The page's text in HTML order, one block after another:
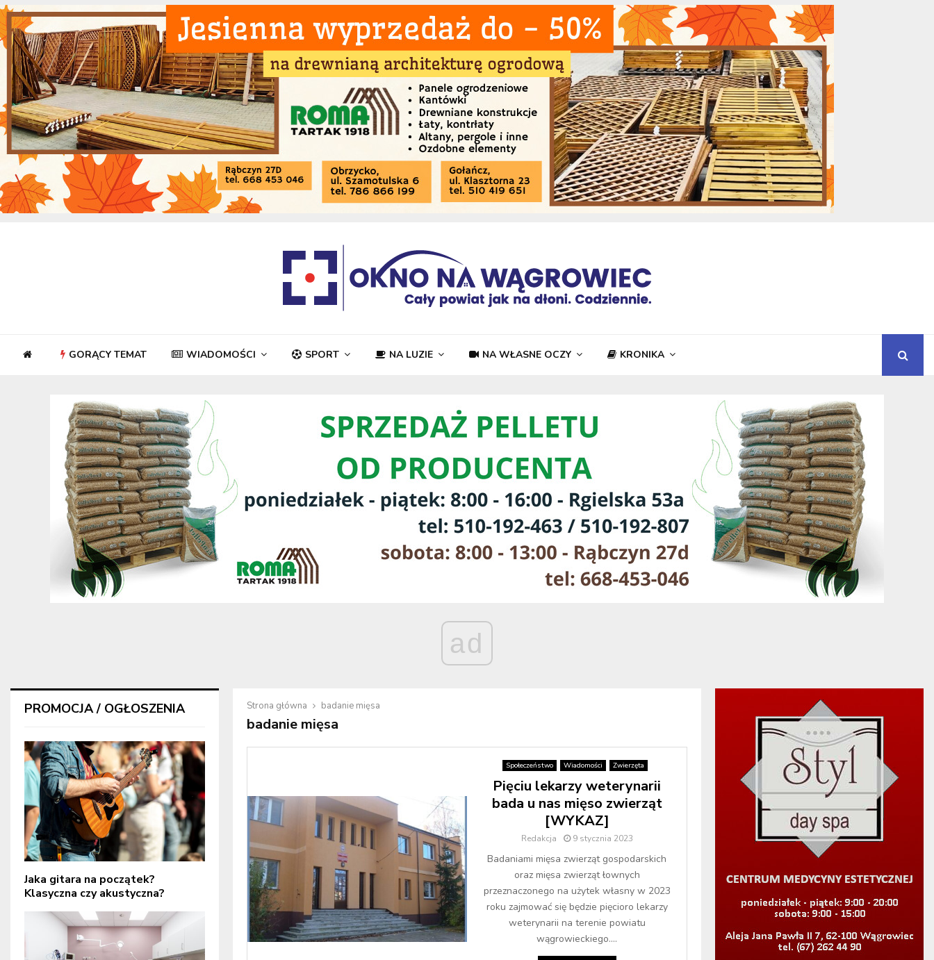
GORĄCY TEMAT WIADOMOŚCI SPORT NA LUZIE NA WŁASNE OCZY KRONIKA
ad
Strona główna badanie mięsa
badanie mięsa
Społeczeństwo Wiadomości Zwierzęta
Pięciu lekarzy weterynarii
bada u nas mięso zwierząt
[WYKAZ]
Redakcja 9 stycznia 2023
Badaniami mięsa zwierząt gospodarskich
oraz mięsa zwierząt łownych
przeznaczonego na użytek własny w 2023
roku zajmować się będzie pięcioro lekarzy
weterynarii na terenie powiatu
wągrowieckiego....
PROMOCJA / OGŁOSZENIA
Jaka gitara na początek?
Klasyczna czy akustyczna?